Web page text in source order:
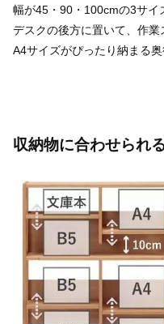
幅が45・90・100cmの3サイ
デスクの後方に置いて、作業
A4サイズがぴったり納まる
収納物に合わせられ